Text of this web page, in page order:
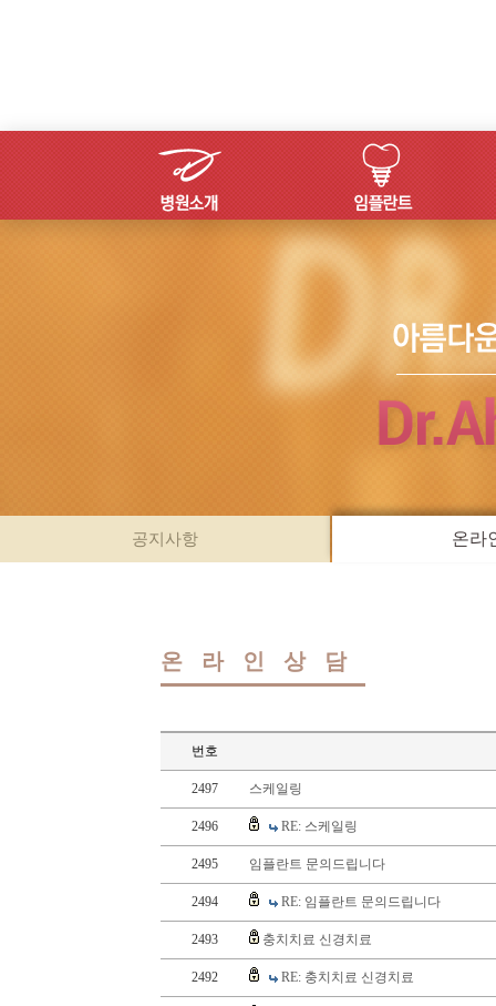
공지사항 온라
온라인상담
번호
2497 스케일링
2496 RE: 스케일링
2495 임플란트 문의드립니다
2494 RE: 임플란트 문의드립니다
2493 충치치료 신경치료
2492 RE: 충치치료 신경치료